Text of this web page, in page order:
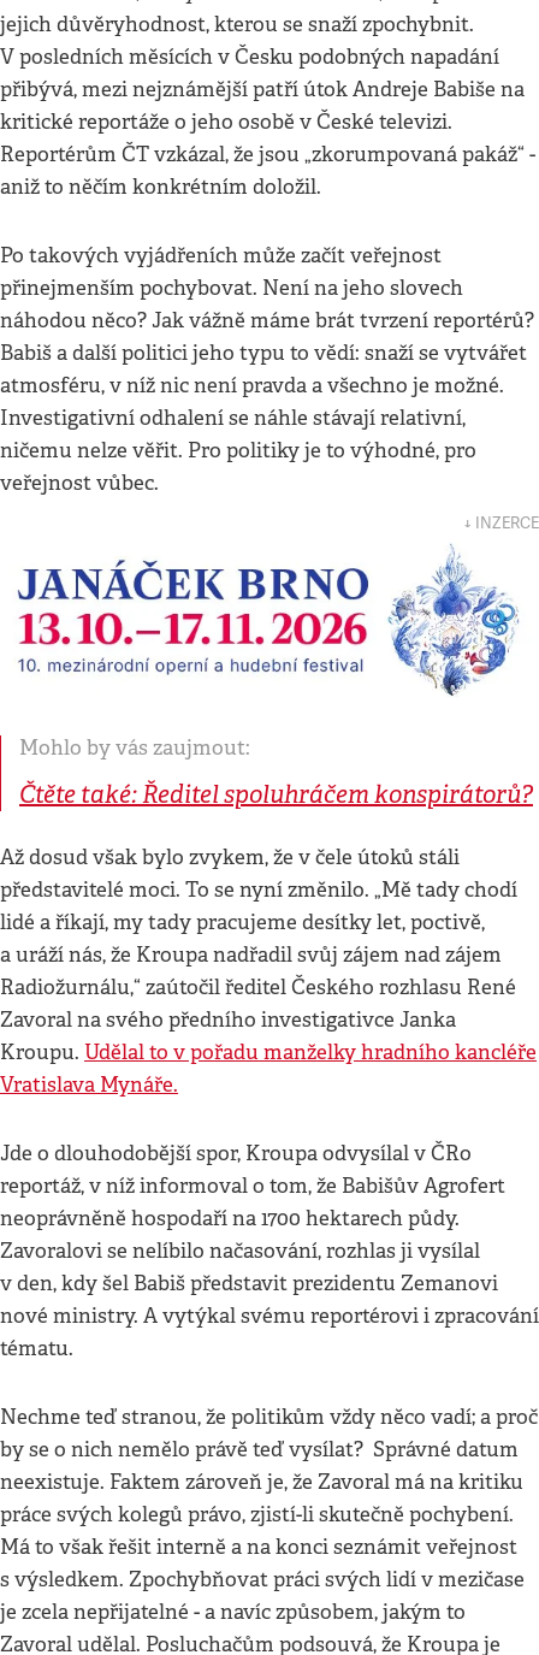
jejich důvěryhodnost, kterou se snaží zpochybnit.
V posledních měsících v Česku podobných napadání
přibývá, mezi nejznámější patří útok Andreje Babiše na
kritické reportáže o jeho osobě v České televizi.
Reportérům ČT vzkázal, že jsou „zkorumpovaná pakáž“ -
aniž to něčím konkrétním doložil.
Po takových vyjádřeních může začít veřejnost
přinejmenším pochybovat. Není na jeho slovech
náhodou něco? Jak vážně máme brát tvrzení reportérů?
Babiš a další politici jeho typu to vědí: snaží se vytvářet
atmosféru, v níž nic není pravda a všechno je možné.
Investigativní odhalení se náhle stávají relativní,
ničemu nelze věřit. Pro politiky je to výhodné, pro
veřejnost vůbec.
↓ INZERCE
Mohlo by vás zaujmout:
Čtěte také: Ředitel spoluhráčem konspirátorů?
Až dosud však bylo zvykem, že v čele útoků stáli
představitelé moci. To se nyní změnilo. „Mě tady chodí
lidé a říkají, my tady pracujeme desítky let, poctivě,
a uráží nás, že Kroupa nadřadil svůj zájem nad zájem
Radiožurnálu,“ zaútočil ředitel Českého rozhlasu René
Zavoral na svého předního investigativce Janka
Kroupu. Udělal to v pořadu manželky hradního kancléře
Vratislava Mynáře.
Jde o dlouhodobější spor, Kroupa odvysílal v ČRo
reportáž, v níž informoval o tom, že Babišův Agrofert
neoprávněně hospodaří na 1700 hektarech půdy.
Zavoralovi se nelíbilo načasování, rozhlas ji vysílal
v den, kdy šel Babiš představit prezidentu Zemanovi
nové ministry. A vytýkal svému reportérovi i zpracování
tématu.
Nechme teď stranou, že politikům vždy něco vadí; a proč
by se o nich nemělo právě teď vysílat? Správné datum
neexistuje. Faktem zároveň je, že Zavoral má na kritiku
práce svých kolegů právo, zjistí-li skutečně pochybení.
Má to však řešit interně a na konci seznámit veřejnost
s výsledkem. Zpochybňovat práci svých lidí v mezičase
je zcela nepřijatelné - a navíc způsobem, jakým to
Zavoral udělal. Posluchačům podsouvá, že Kroupa je